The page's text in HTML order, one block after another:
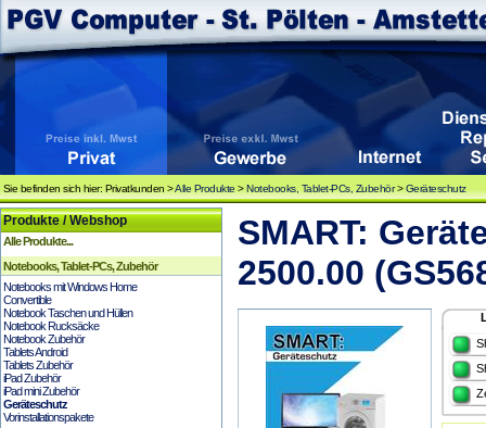
Sie befinden sich hier: Privatkunden >Alle Produkte >Notebooks, Tablet-PCs, Zubehör>Geräteschutz
Produkte / Webshop
Alle Produkte...
Notebooks, Tablet-PCs, Zubehör
Notebooks mit Windows Home
Convertible
Notebook Taschen und Hüllen
Notebook Rucksäcke
Notebook Zubehör
Tablets Android
Tablets Zubehör
iPad Zubehör
iPad mini Zubehör
Geräteschutz
Vorinstallationspakete
SMART:
2500.00